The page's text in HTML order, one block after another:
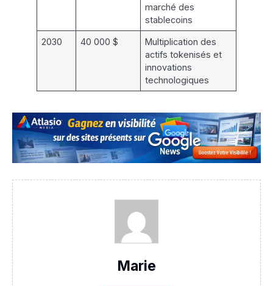
marché des
stablecoins
2030 40 000 $
Multiplication des
actifs tokenisés et
innovations
technologiques
Marie